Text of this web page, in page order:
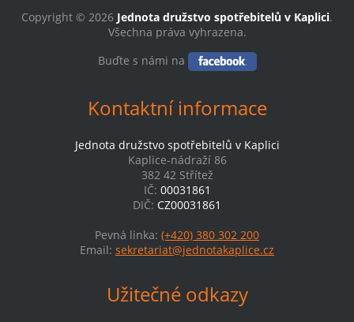
Copyright © 2026 Jednota družstvo spotřebitelů v Kaplici.
Všechna práva vyhrazena.
Buďte s námi na
Kontaktní informace
Jednota družstvo spotřebitelů v Kaplici
Kaplice-nádraží 86
382 42 Střítež
IČ: 00031861
DIČ: CZ00031861
Pevná linka: (+420) 380 302 200
Email: sekretariat@jednotakaplice.cz
Užitečné odkazy